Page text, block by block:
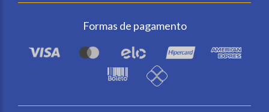
Formas de pagamento